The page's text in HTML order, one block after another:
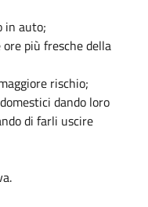
in auto;
più fresche della
rischio;
dando loro
di farli uscire